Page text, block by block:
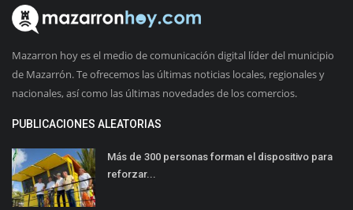
Mazarron hoy es el medio de comunicación digital líder del municipio
de Mazarrón. Te ofrecemos las últimas noticias locales, regionales y
nacionales, así como las últimas novedades de los comercios.
PUBLICACIONES ALEATORIAS
Más de 300 personas forman el dispositivo para
reforzar...